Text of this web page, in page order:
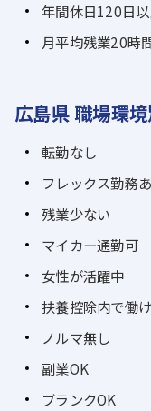
年間休日120日
月平均残業20時
広島県 職場環
転勤なし
フレックス勤務
残業少ない
マイカー通勤可
女性が活躍中
扶養控除内で働
ノルマ無し
副業OK
ブランクOK